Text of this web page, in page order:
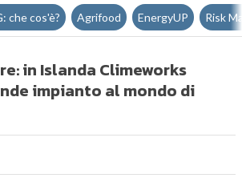
che cos'è? Agrifood EnergyUP Risk
in Islanda Climeworks
impianto al mondo di